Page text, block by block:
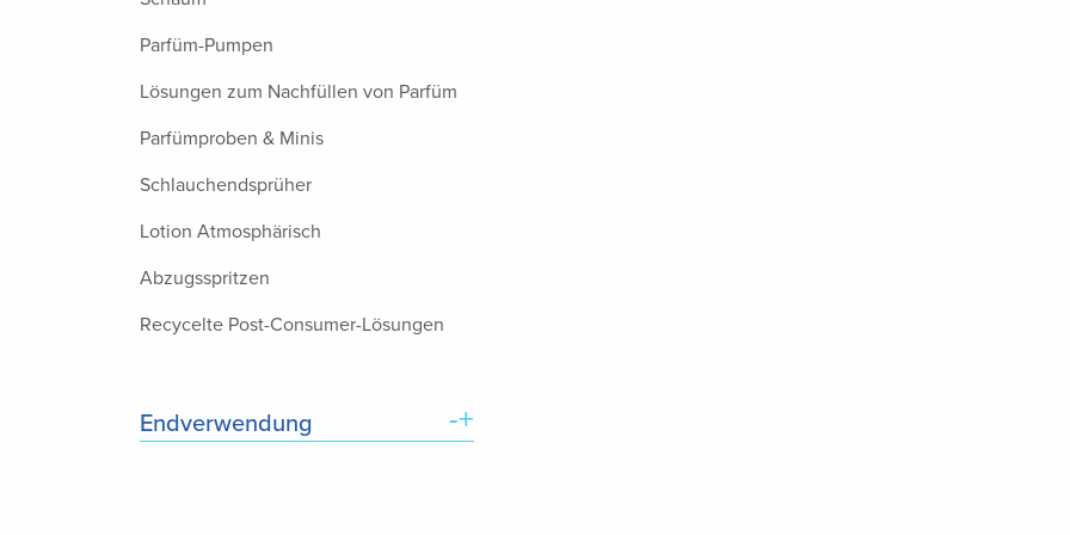
Parfüm-Pumpen
Lösungen zum Nachfüllen von Parfüm
Parfümproben & Minis
Schlauchendsprüher
Lotion Atmosphärisch
Abzugsspritzen
Recycelte Post-Consumer-Lösungen
Endverwendung -+